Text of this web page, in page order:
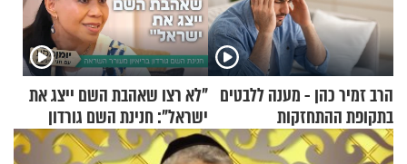
הרב זמיר כהן - מענה ללבטים
בתקופת ההתחזקות
"לא רצו שאהבת השם ייצג את
ישראל": חנינת השם גורדון
בריאיון מעורר השראה